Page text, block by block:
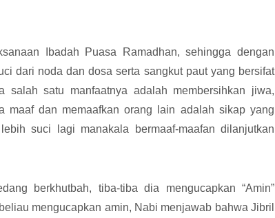
Ibadah Puasa Ramadhan, sehingga dengan
dari noda dan dosa serta sangkut paut yang bersifat
salah satu manfaatnya adalah membersihkan jiwa,
maaf dan memaafkan orang lain adalah sikap yang
suci lagi manakala bermaaf-maafan dilanjutkan
berkhutbah, tiba-tiba dia mengucapkan “Amin”
mengucapkan amin, Nabi menjawab bahwa Jibril